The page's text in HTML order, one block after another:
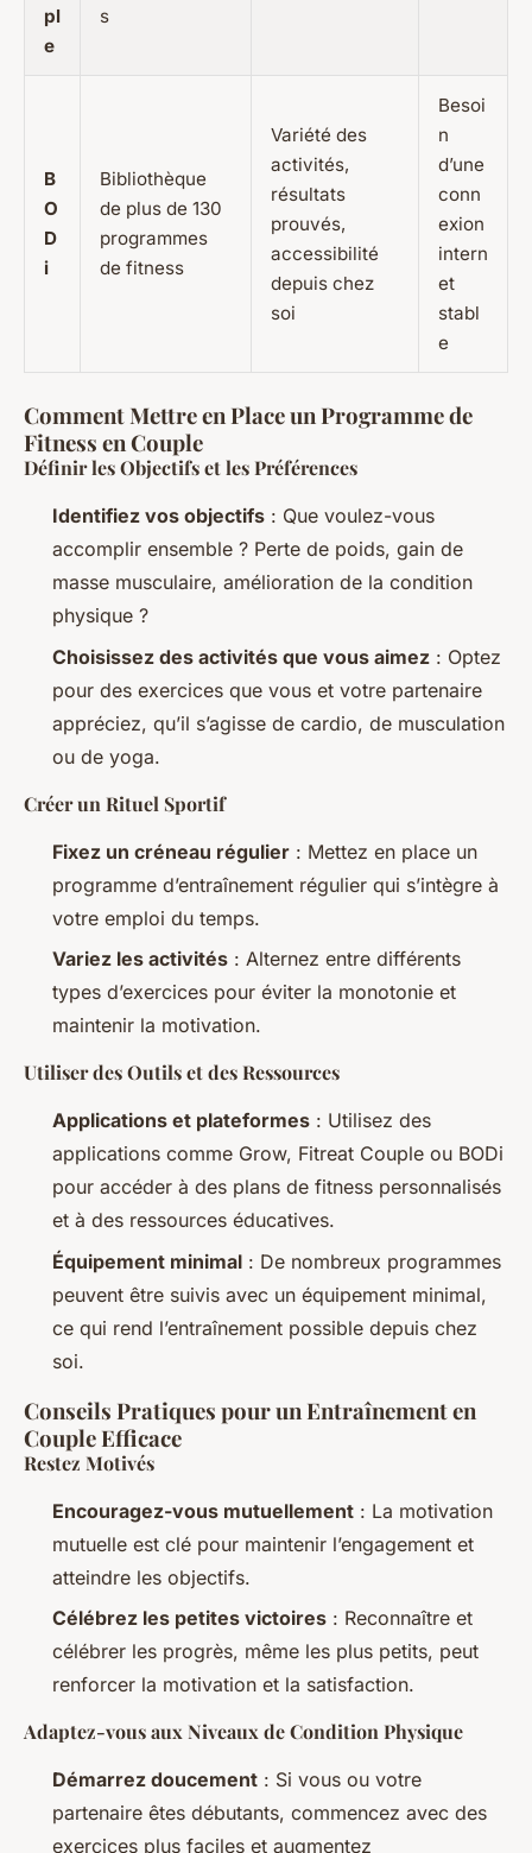
pl
e
s
B
O
D
i
Bibliothèque
de plus de 130
programmes
de fitness
Variété des
activités,
résultats
prouvés,
accessibilité
depuis chez
soi
Besoi
n
d’une
conn
exion
intern
et
stabl
e
Comment Mettre en Place un Programme de
Fitness en Couple
Définir les Objectifs et les Préférences
Identifiez vos objectifs : Que voulez-vous
accomplir ensemble ? Perte de poids, gain de
masse musculaire, amélioration de la condition
physique ?
Choisissez des activités que vous aimez : Optez
pour des exercices que vous et votre partenaire
appréciez, qu’il s’agisse de cardio, de musculation
ou de yoga.
Créer un Rituel Sportif
Fixez un créneau régulier : Mettez en place un
programme d’entraînement régulier qui s’intègre à
votre emploi du temps.
Variez les activités : Alternez entre différents
types d’exercices pour éviter la monotonie et
maintenir la motivation.
Utiliser des Outils et des Ressources
Applications et plateformes : Utilisez des
applications comme Grow, Fitreat Couple ou BODi
pour accéder à des plans de fitness personnalisés
et à des ressources éducatives.
Équipement minimal : De nombreux programmes
peuvent être suivis avec un équipement minimal,
ce qui rend l’entraînement possible depuis chez
soi.
Conseils Pratiques pour un Entraînement en
Couple Efficace
Restez Motivés
Encouragez-vous mutuellement : La motivation
mutuelle est clé pour maintenir l’engagement et
atteindre les objectifs.
Célébrez les petites victoires : Reconnaître et
célébrer les progrès, même les plus petits, peut
renforcer la motivation et la satisfaction.
Adaptez-vous aux Niveaux de Condition Physique
Démarrez doucement : Si vous ou votre
partenaire êtes débutants, commencez avec des
exercices plus faciles et augmentez